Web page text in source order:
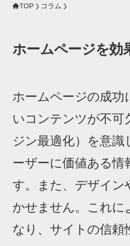
TOP コラム
ホームページを効
ホームページの成功
いコンテンツが不可
ジン最適化）を意識
ーザーに価値ある情
す。また、デザイン
かせません。これに
なり、サイトの信頼